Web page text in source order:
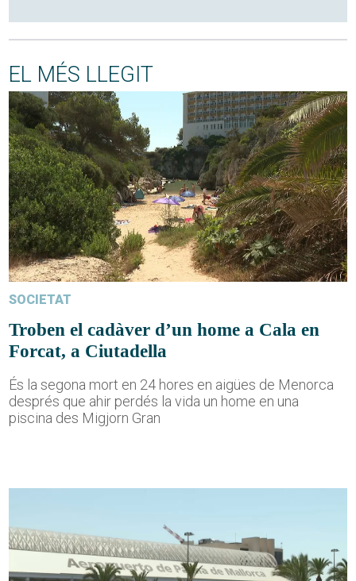
EL MÉS LLEGIT
SOCIETAT
Troben el cadàver d’un home a Cala en
Forcat, a Ciutadella
És la segona mort en 24 hores en aigües de Menorca
després que ahir perdés la vida un home en una
piscina des Migjorn Gran